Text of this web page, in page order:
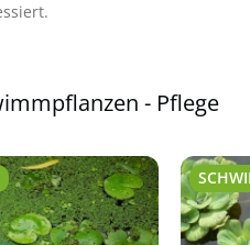
- Pflege